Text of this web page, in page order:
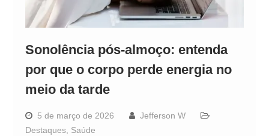
Sonolência pós-almoço: entenda
por que o corpo perde energia no
meio da tarde
5 de março de 2026
Jefferson W
Destaques, Saúde